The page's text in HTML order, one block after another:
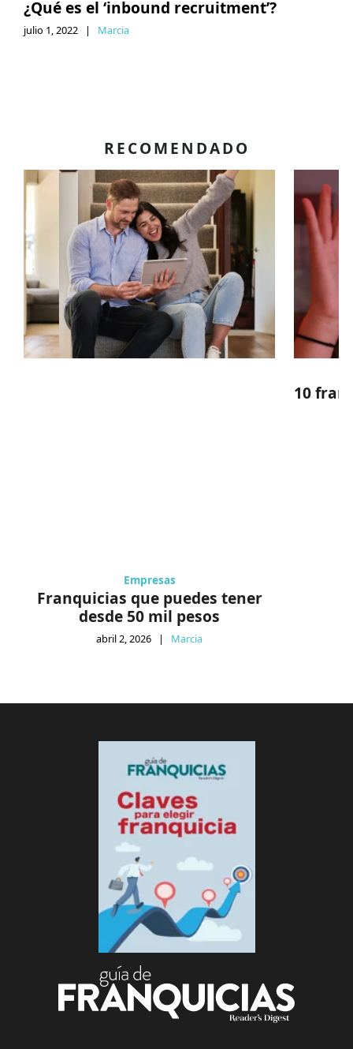
¿Qué es el ‘inbound recruitment’?
julio 1, 2022 | Marcia
RECOMENDADO
Empresas
Franquicias que puedes tener
desde 50 mil pesos
abril 2, 2026 | Marcia
10